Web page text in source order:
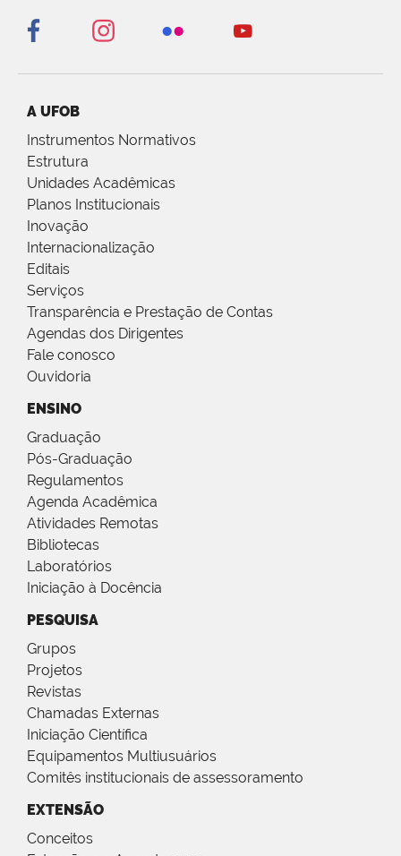
A UFOB
Instrumentos Normativos
Estrutura
Unidades Acadêmicas
Planos Institucionais
Inovação
Internacionalização
Editais
Serviços
Transparência e Prestação de Contas
Agendas dos Dirigentes
Fale conosco
Ouvidoria
ENSINO
Graduação
Pós-Graduação
Regulamentos
Agenda Acadêmica
Atividades Remotas
Bibliotecas
Laboratórios
Iniciação à Docência
PESQUISA
Grupos
Projetos
Revistas
Chamadas Externas
Iniciação Científica
Equipamentos Multiusuários
Comitês institucionais de assessoramento
EXTENSÃO
Conceitos